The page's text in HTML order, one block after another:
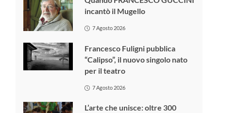
incantò il Mugello
7 Agosto 2026
Francesco Fuligni pubblica
“Calipso”, il nuovo singolo nato
per il teatro
7 Agosto 2026
L’arte che unisce: oltre 300